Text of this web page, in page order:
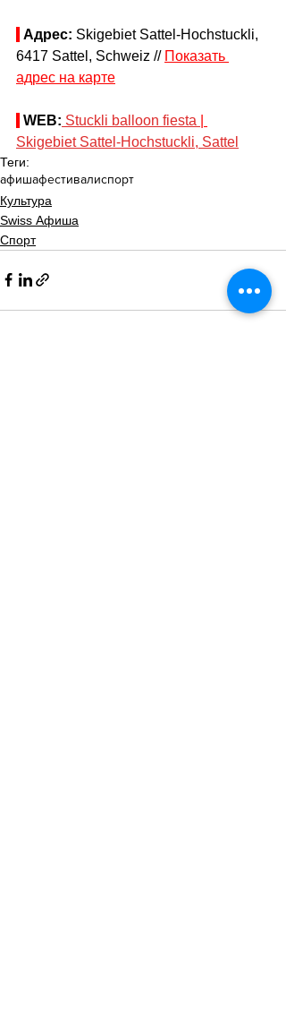
Адрес: Skigebiet Sattel-Hochstuckli,
6417 Sattel, Schweiz // Показать
адрес на карте
WEB: Stuckli balloon fiesta
Skigebiet Sattel-Hochstuckli, Sattel
Теги:
афишафестивалиспорт
Культура
Swiss Афиша
Спорт